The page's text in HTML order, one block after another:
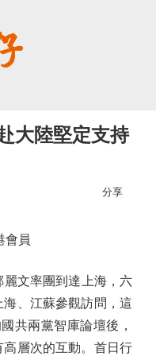
大陸堅定支持
分享
員
文率團到達上海，六
、江蘇參觀訪問，這
共兩黨智庫論壇後，
層次的互動。首日行